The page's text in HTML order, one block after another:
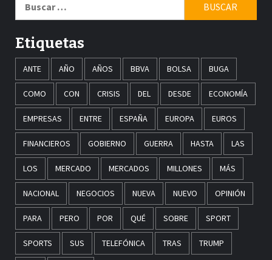
Etiquetas
ANTE AÑO AÑOS BBVA BOLSA BUGA
COMO CON CRISIS DEL DESDE ECONOMÍA
EMPRESAS ENTRE ESPAÑA EUROPA EUROS
FINANCIEROS GOBIERNO GUERRA HASTA LAS
LOS MERCADO MERCADOS MILLONES MÁS
NACIONAL NEGOCIOS NUEVA NUEVO OPINIÓN
PARA PERO POR QUÉ SOBRE SPORT
SPORTS SUS TELEFÓNICA TRAS TRUMP